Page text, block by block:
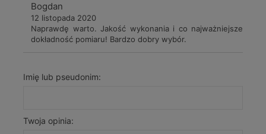
Bogdan
12 listopada 2020
Naprawdę warto. Jakość wykonania i co najważniejsze
dokładność pomiaru! Bardzo dobry wybór.
Imię lub pseudonim:
Twoja opinia: